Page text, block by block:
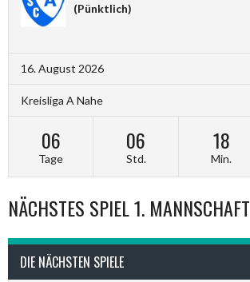
(Pünktlich)
16. August 2026
Kreisliga A Nahe
06
Tage
06
Std.
18
Min.
NÄCHSTES SPIEL 1. MANNSCHAFT
DIE NÄCHSTEN SPIELE